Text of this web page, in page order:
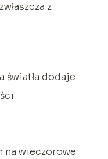
z
światła dodaje
na wieczorowe